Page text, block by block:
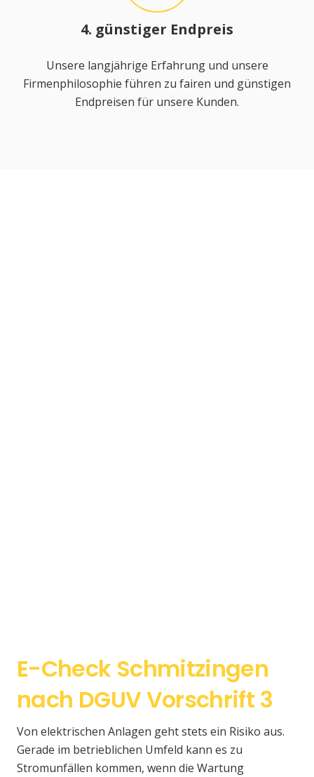
4. günstiger Endpreis
Unsere langjährige Erfahrung und unsere
Firmenphilosophie führen zu fairen und günstigen
Endpreisen für unsere Kunden.
E-Check Schmitzingen
nach DGUV Vorschrift 3
Von elektrischen Anlagen geht stets ein Risiko aus.
Gerade im betrieblichen Umfeld kann es zu
Stromunfällen kommen, wenn die Wartung